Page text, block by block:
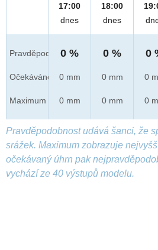
Pravděpod.
Očekáváno
Maximum
17:00
dnes
0 %
0 mm
0 mm
18:00
dnes
0 %
0 mm
0 mm
0
0
0
Pravděpodobnost udává šanci, že
srážek. Maximum zobrazuje
očekávaný úhrn pak
vychází ze 40 výstupů modelu.